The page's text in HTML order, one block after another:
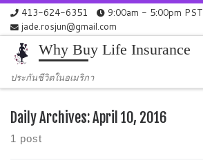
Skip to content
413-624-6351
9:00am - 5:00pm PST
jade.rosjun@gmail.com
Why Buy Life Insurance
ประกันชีวิตในอเมริกา
Daily Archives:April 10, 2016
1 post